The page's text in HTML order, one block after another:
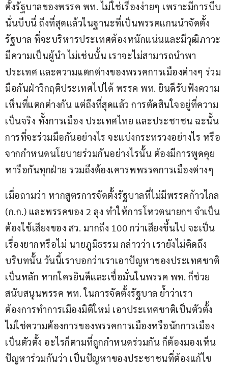
ตั้งรัฐบาลของพรรค พท. ไม่ใช่เรื่องง่ายๆ เพราะมีการบีบ
นั่นบีบนี่ ถึงที่สุดแล้วในฐานะที่เป็นพรรคแกนนำจัดตั้ง
รัฐบาล ที่จะบริหารประเทศต้องหนักแน่นและมีวุฒิภาวะ
มีความเป็นผู้นำ ไม่เช่นนั้น เราจะไม่สามารถนำพา
ประเทศ และความแตกต่างของพรรคการเมืองต่างๆ ร่วม
มือกันฝ่าวิกฤติประเทศไปได้ พรรค พท. ยินดีรับฟังความ
เห็นที่แตกต่างกัน แต่ถึงที่สุดแล้ว การตัดสินใจอยู่ที่ความ
เป็นจริง ทั้งการเมือง ประเทศไทย และประชาชน ฉะนั้น
การที่จะร่วมมือกันอย่างไร จะแบ่งกระทรวงอย่างไร หรือ
จากกำหนดนโยบายร่วมกันอย่างไรนั้น ต้องมีการพูดคุย
หารือกันทุกฝ่าย รวมถึงต้องเคารพพรรคการเมืองต่างๆ
เมื่อถามว่า หากสูตรการจัดตั้งรัฐบาลที่ไม่มีพรรคก้าวไกล
(ก.ก.) และพรรคของ 2 ลุง ทำให้การโหวตนายกฯ จำเป็น
ต้องใช้เสียงของ สว. มากถึง 100 กว่าเสียงขึ้นไป จะเป็น
เรื่องยากหรือไม่ นายภูมิธรรม กล่าวว่า เรายังไม่คิดถึง
บริบทนั้น วันนี้เราบอกว่าเราเอาปัญหาของประเทศชาติ
เป็นหลัก หากใครยินดีและเชื่อมั่นในพรรค พท. ก็ช่วย
สนับสนุนพรรค พท. ในการจัดตั้งรัฐบาล ย้ำว่าเรา
ต้องการทำการเมืองมิติใหม่ เอาประเทศชาติเป็นตัวตั้ง
ไม่ใช่ความต้องการของพรรคการเมืองหรือนักการเมือง
เป็นตัวตั้ง อะไรก็ตามที่ถูกกำหนดร่วมกัน ก็ต้องมองเห็น
ปัญหาร่วมกันว่า เป็นปัญหาของประชาชนที่ต้องแก้ไข